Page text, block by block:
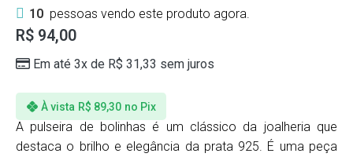
10 pessoas vendo este produto agora.
R$ 94,00
Em até 3x de R$ 31,33 sem juros
À vista R$ 89,30 no Pix
A pulseira de bolinhas é um clássico da joalheria que
destaca o brilho e elegância da prata 925. É uma peça